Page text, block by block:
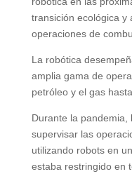
transición ecológica y
operaciones de
La robótica
amplia gama de
petróleo y el gas
Durante la pandemia,
supervisar las
utilizando robots en
estaba restringido en